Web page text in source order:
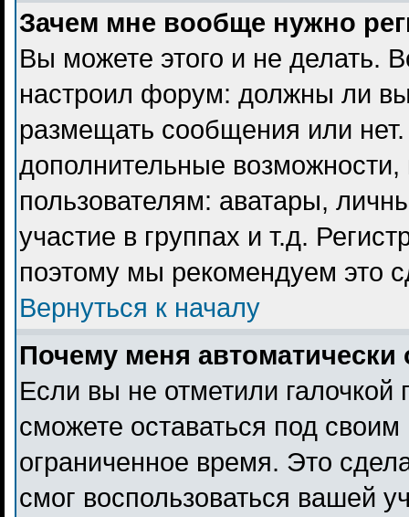
Зачем мне вообще нужно
Вы можете этого и не делать.
настроил форум: должны ли вы
размещать сообщения или
дополнительные
пользователям: аватары,
участие в группах и т.д.
поэтому мы рекомендуем это
Вернуться к началу
Почему меня автоматически
Если вы не отметили галочкой
сможете оставаться под
ограниченное время. Это
смог воспользоваться вашей